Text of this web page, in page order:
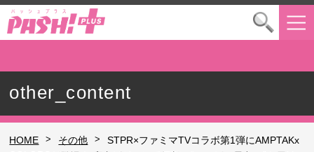
other_content
HOME > その他 >
STPR×ファミマTVコラボ第1弾にAMPTAKx